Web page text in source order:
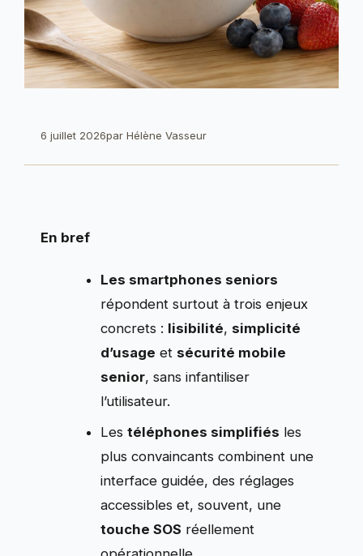
6 juillet 2026par Hélène Vasseur
En bref
Les smartphones seniors
répondent surtout à trois enjeux
concrets : lisibilité, simplicité
d’usage et sécurité mobile
senior, sans infantiliser
l’utilisateur.
Lestéléphones simplifiés les
plus convaincants combinent une
interface guidée, des réglages
accessibles et, souvent, une
touche SOS réellement